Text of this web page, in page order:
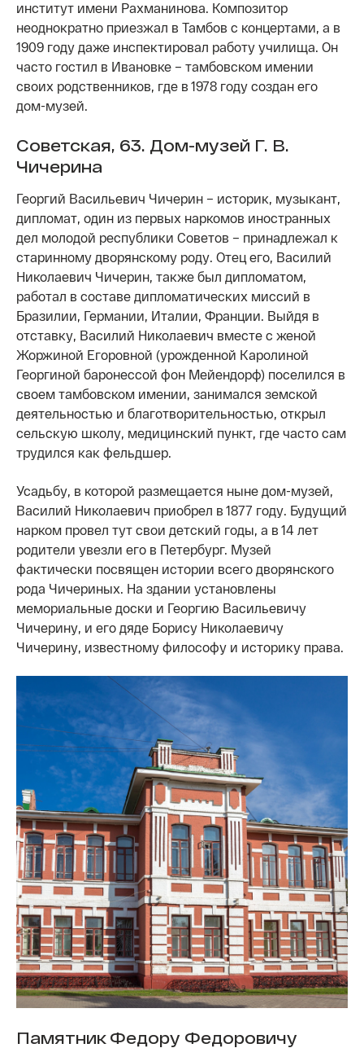
институт имени Рахманинова. Композитор
неоднократно приезжал в Тамбов с концертами, а в
1909 году даже инспектировал работу училища. Он
часто гостил в Ивановке – тамбовском имении
своих родственников, где в 1978 году создан его
дом-музей.
Советская, 63. Дом-музей Г. В.
Чичерина
Георгий Васильевич Чичерин – историк, музыкант,
дипломат, один из первых наркомов иностранных
дел молодой республики Советов – принадлежал к
старинному дворянскому роду. Отец его, Василий
Николаевич Чичерин, также был дипломатом,
работал в составе дипломатических миссий в
Бразилии, Германии, Италии, Франции. Выйдя в
отставку, Василий Николаевич вместе с женой
Жоржиной Егоровной (урожденной Каролиной
Георгиной баронессой фон Мейендорф) поселился в
своем тамбовском имении, занимался земской
деятельностью и благотворительностью, открыл
сельскую школу, медицинский пункт, где часто сам
трудился как фельдшер.
Усадьбу, в которой размещается ныне дом-музей,
Василий Николаевич приобрел в 1877 году. Будущий
нарком провел тут свои детский годы, а в 14 лет
родители увезли его в Петербург. Музей
фактически посвящен истории всего дворянского
рода Чичериных. На здании установлены
мемориальные доски и Георгию Васильевичу
Чичерину, и его дяде Борису Николаевичу
Чичерину, известному философу и историку права.
Памятник Федору Федоровичу